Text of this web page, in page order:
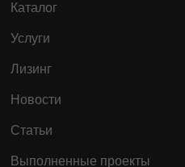
Каталог
Услуги
Лизинг
Новости
Статьи
Выполненные проекты